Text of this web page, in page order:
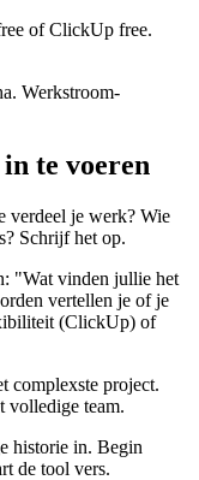
of ClickUp free.
Werkstroom-
te voeren
verdeel je werk? Wie
Schrijf het op.
"Wat vinden jullie het
vertellen je of je
(ClickUp) of
complexste project.
volledige team.
historie in. Begin
de tool vers.